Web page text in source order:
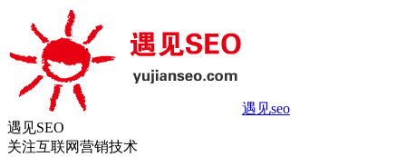
遇见seo
遇见SEO
关注互联网营销技术